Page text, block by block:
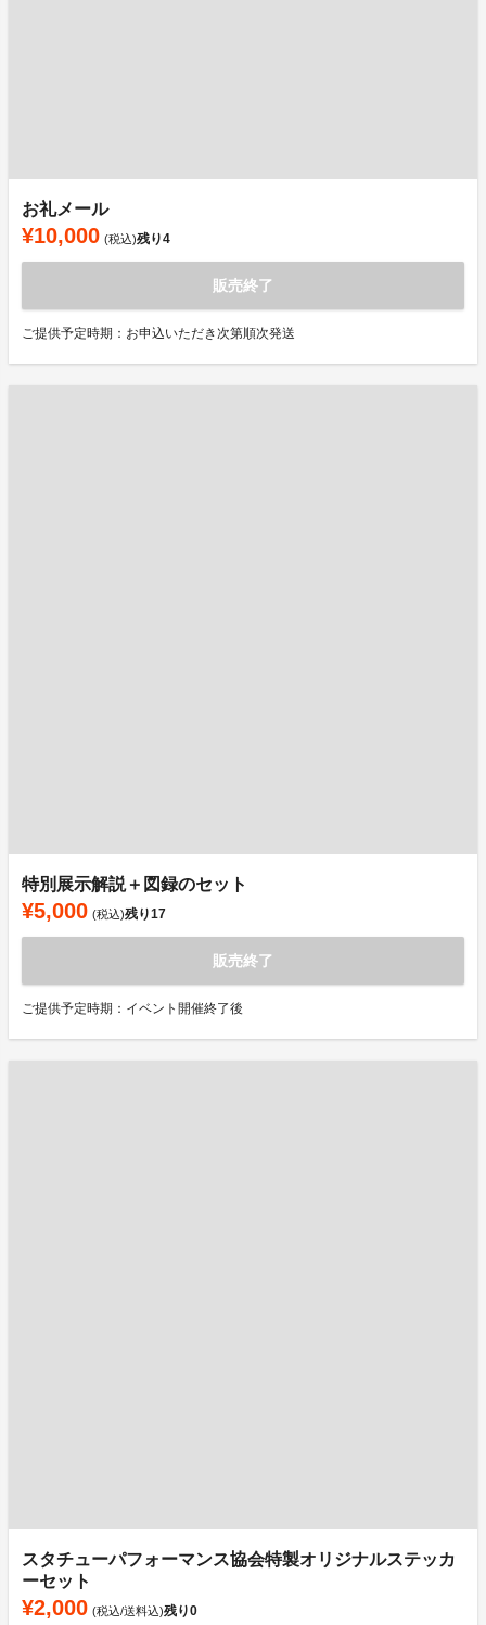
お礼メール
¥10,000 (税込)残り4
販売終了
ご提供予定時期：お申込いただき次第順次発送
特別展示解説＋図録のセット
¥5,000 (税込)残り17
販売終了
ご提供予定時期：イベント開催終了後
スタチューパフォーマンス協会特製オリジナルステッカ
ーセット
¥2,000 (税込/送料込)残り0